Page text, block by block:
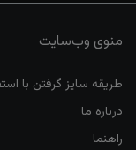
منوی وب‌سایت
طریقه سایز گرفتن با
درباره ما
راهنما